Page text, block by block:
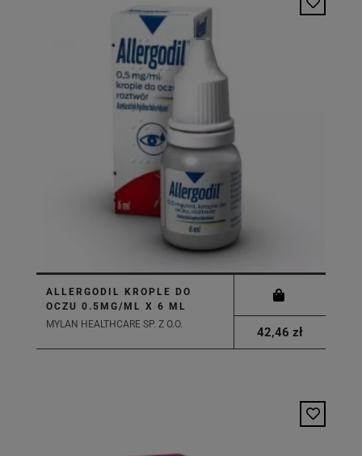
ALLERGODIL KROPLE DO
OCZU 0.5MG/ML X 6 ML
MYLAN HEALTHCARE SP. Z O.O.
42,46 zł